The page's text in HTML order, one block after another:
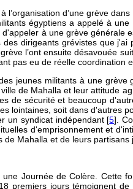
d’une grève
égyptiens a appelé à
à une grève générale
dirigeants grévistes que
l’ont ensuite désavouée
pas eu de réelle coordination
jeunes militants à une
de Mahalla et leur attitude
de sécurité et beaucoup
lointaines, soit dans d'autres
un syndicat indépendant [5].
d'emprisonnement et
Mahalla et de leurs
Journée de Colère. Cette
premiers jours témoignent